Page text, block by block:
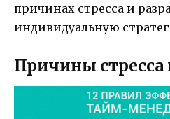
причинах стресса и
индивидуальную
Причины стресса